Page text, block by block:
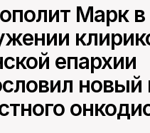
ПОИСК ПО САЙТУ
Марк в
епархии
новый